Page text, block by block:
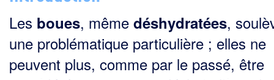
Les boues, même déshydratées,
une problématique particulière ; elles ne
peuvent plus, comme par le passé, être